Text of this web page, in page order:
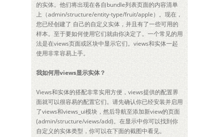
的实体。他们将出现在各自bundle列表页面的内容清单
上（admin/structure/entity-type/fruit/apple）。现在，
您已经创建了 自己的自定义实体，并且有了一些可用的
样本。至于要如何使用它们就由你决定了。一个常见的用
法是在views页面或区块中显示它们。views和实体一起
使用非常容易上手。
我如何用views显示实体？
Views和实体的搭配非常实用方便，views提供的配置界
面就可以很容易的配置它们。请先确认你已经安装并启用
了views和views_ui模块，然后导航至添加新view的页面
(admin/structure/views/add)。在显示中你可以找到你
自定义的实体类型，你可以在下面的截图中看见。